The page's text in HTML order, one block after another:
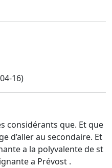
16)
considérants que. Et que
d’aller au secondaire. Et
a la polyvalente de st
a Prévost .